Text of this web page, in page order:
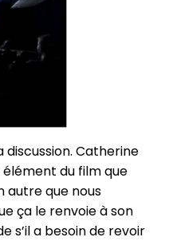
Catherine
du film que
autre que nous
ça le renvoie à son
s’il a besoin de revoir